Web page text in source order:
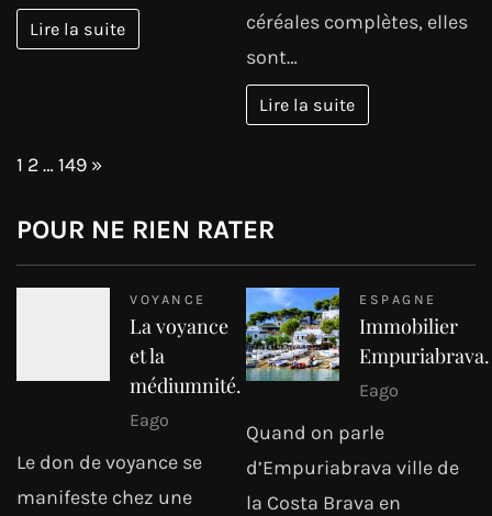
Lire la suite
céréales complètes, elles
sont…
Lire la suite
Page:
1 2…149 Next
»
POUR NE RIEN RATER
VOYANCE
La voyance
et la
médiumnité.
Eago
Le don de voyance se
manifeste chez une
ESPAGNE
Immobilier
Empuriabrava.
Eago
Quand on parle
d’Empuriabrava ville de
la Costa Brava en